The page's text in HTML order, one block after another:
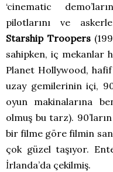
‘cinematic
pilotlarını ve
Starship Troopers
sahipken, iç
Planet Hollywood,
uzay gemilerinin içi,
oyun makinalarına
olmuş bu tarz).
bir filme göre filmin
çok güzel taşıyor.
İrlanda’da çekilmiş.